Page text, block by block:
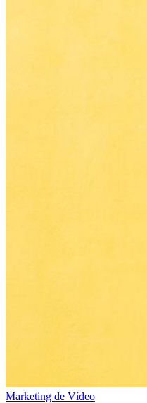
Marketing de Vídeo